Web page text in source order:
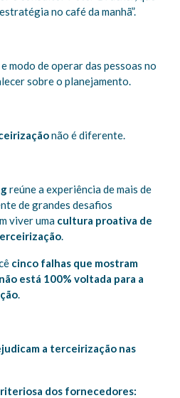
no café da manhã”.
modo de operar das pessoas no
sobre o planejamento.
não é diferente.
reúne a experiência de mais de
de grandes desafios
viver uma cultura proativa de
.
cinco falhas que mostram
está 100% voltada para a
.
a terceirização nas
dos fornecedores: